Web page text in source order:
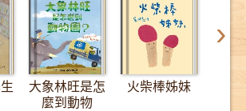
›
大象林旺是怎
麼到動物
火柴棒姊妹